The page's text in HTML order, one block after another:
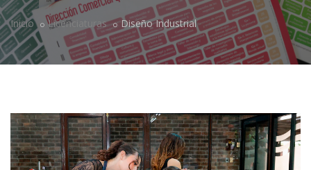
Inicio Licenciaturas Diseño Industrial